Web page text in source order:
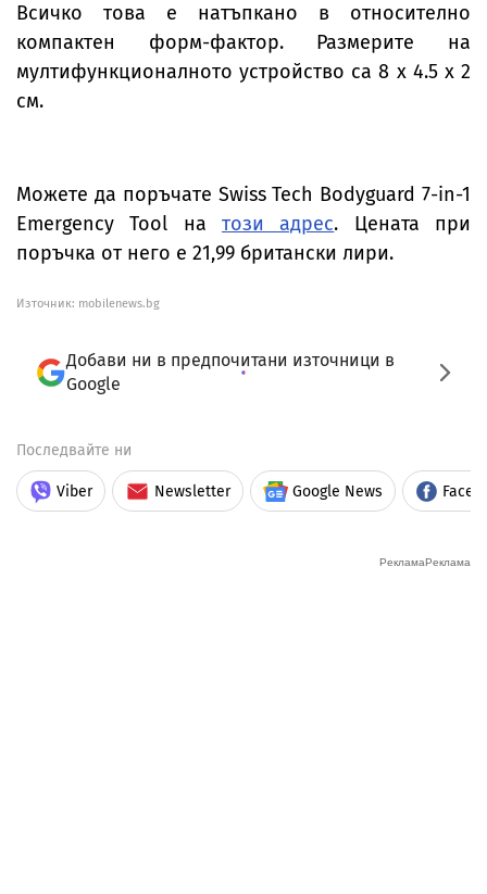
Всичко това е натъпкано в относително
компактен форм-фактор. Размерите на
мултифункционалното устройство са 8 х 4.5 х 2
см.
Можете да поръчате Swiss Tech Bodyguard 7-in-1
Emergency Tool на този адрес. Цената при
поръчка от него е 21,99 британски лири.
Източник: mobilenews.bg
Добави ни в предпочитани източници в
Google
Последвайте ни
Viber Newsletter Google News